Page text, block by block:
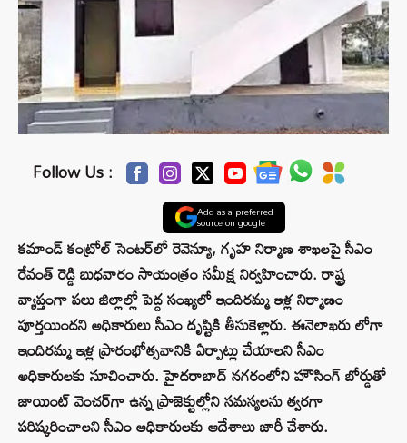
Follow Us :
Add as a preferred
source on google
క‌మాండ్ కంట్రోల్ సెంట‌ర్‌లో రెవెన్యూ, గృహ నిర్మాణ శాఖ‌ల‌పై సీఎం
రేవంత్ రెడ్డి బుధ‌వారం సాయంత్రం స‌మీక్ష నిర్వ‌హించారు. రాష్ట్ర
వ్యాప్తంగా ప‌లు జిల్లాల్లో పెద్ద సంఖ్య‌లో ఇందిర‌మ్మ ఇళ్ల నిర్మాణం
పూర్త‌యింద‌ని అధికారులు సీఎం దృష్టికి తీసుకెళ్లారు. ఈనెలాఖ‌రు లోగా
ఇందిర‌మ్మ ఇళ్ల ప్రారంభోత్స‌వానికి ఏర్పాట్లు చేయాల‌ని సీఎం
అధికారులకు సూచించారు. హైద‌రాబాద్ న‌గ‌రంలోని హౌసింగ్ బోర్డుతో
జాయింట్ వెంచ‌ర్‌గా ఉన్న ప్రాజెక్టుల్లోని స‌మ‌స్య‌ల‌ను త్వ‌ర‌గా
ప‌రిష్క‌రించాల‌ని సీఎం అధికారుల‌కు ఆదేశాలు జారీ చేశారు.